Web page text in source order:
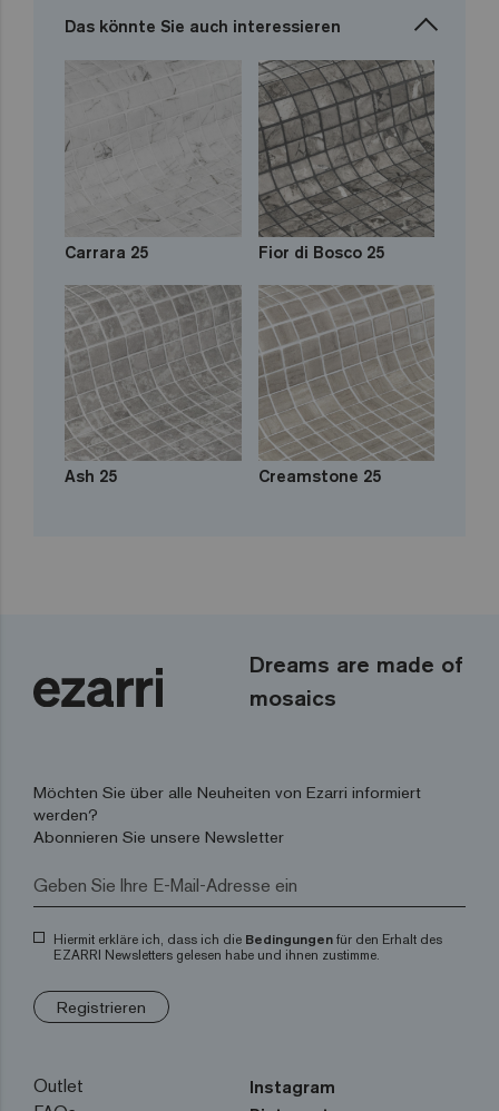
Das könnte Sie auch interessieren
Carrara 25 Fior di Bosco 25
Ash 25 Creamstone 25
Dreams are made of
mosaics
Möchten Sie über alle Neuheiten von Ezarri informiert
werden?
Abonnieren Sie unsere Newsletter
Hiermit erkläre ich, dass ich die Bedingungen für den Erhalt des
EZARRI Newsletters gelesen habe und ihnen zustimme.
Registrieren
Outlet
Instagram